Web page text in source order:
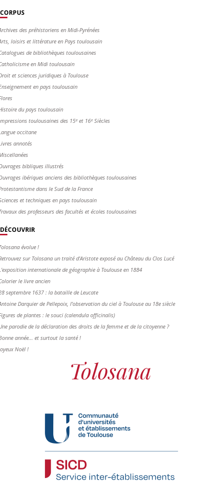
CORPUS
des préhistoriens en Midi-Pyrénées
loisirs et littérature en Pays toulousain
de bibliothèques toulousaines
en Midi toulousain
et sciences juridiques à Toulouse
en pays toulousain
du pays toulousain
toulousaines des 15ᵉ et 16ᵉ Siècles
occitane
annotés
bibliques illustrés
ibériques anciens des bibliothèques toulousaines
dans le Sud de la France
et techniques en pays toulousain
des professeurs des facultés et écoles toulousaines
DÉCOUVRIR
évolue !
sur Tolosana un traité d'Aristote exposé au Château du Clos Lucé
internationale de géographie à Toulouse en 1884
le livre ancien
septembre 1637 : la bataille de Leucate
Darquier de Pellepoix, l’observation du ciel à Toulouse au 18e siècle
de plantes : le souci (calendula officinalis)
parodie de la déclaration des droits de la femme et de la citoyenne ?
année... et surtout la santé !
Noël !